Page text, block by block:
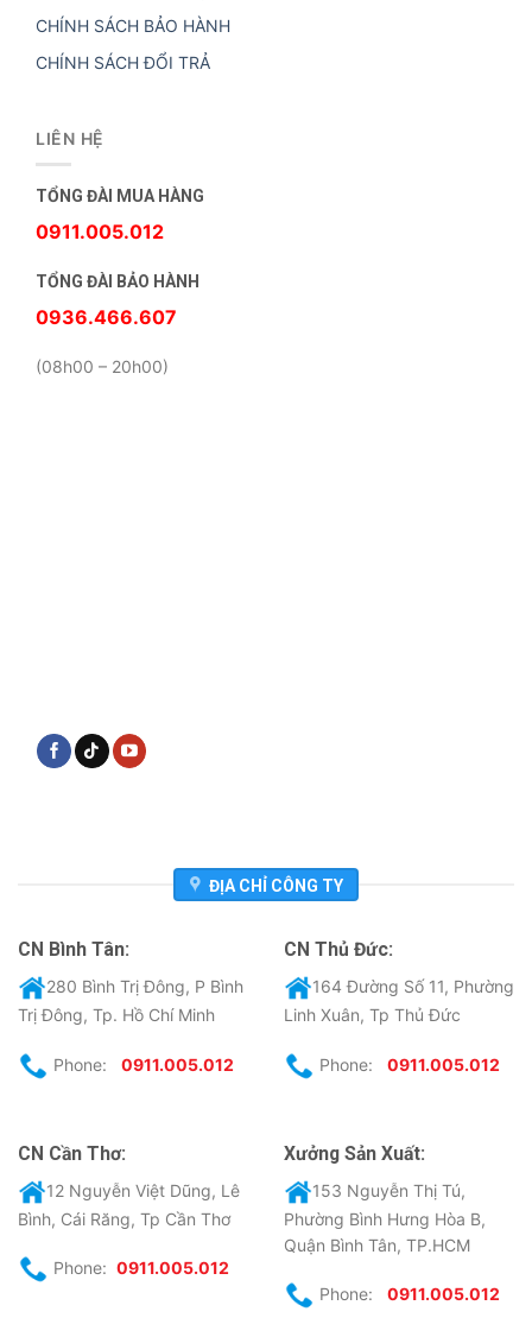
CHÍNH SÁCH BẢO HÀNH
CHÍNH SÁCH ĐỔI TRẢ
LIÊN HỆ
TỔNG ĐÀI MUA HÀNG
0911.005.012
TỔNG ĐÀI BẢO HÀNH
0936.466.607
(08h00 – 20h00)
ĐỊA CHỈ CÔNG TY
CN Bình Tân:
280 Bình Trị Đông, P Bình
Trị Đông, Tp. Hồ Chí Minh
Phone: 0911.005.012
CN Thủ Đức:
164 Đường Số 11, Phường
Linh Xuân, Tp Thủ Đức
Phone: 0911.005.012
CN Cần Thơ:
12 Nguyễn Việt Dũng, Lê
Bình, Cái Răng, Tp Cần Thơ
Phone: 0911.005.012
Xưởng Sản Xuất:
153 Nguyễn Thị Tú,
Phường Bình Hưng Hòa B,
Quận Bình Tân, TP.HCM
Phone: 0911.005.012